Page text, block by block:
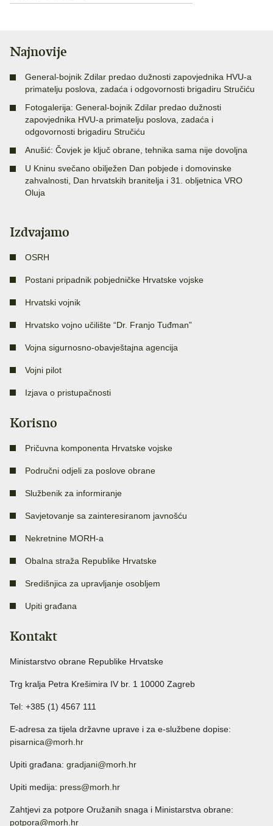
Najnovije
General-bojnik Zdilar predao dužnosti zapovjednika HVU-a
primatelju poslova, zadaća i odgovornosti brigadiru Stručiću
Fotogalerija: General-bojnik Zdilar predao dužnosti
zapovjednika HVU-a primatelju poslova, zadaća i
odgovornosti brigadiru Stručiću
Anušić: Čovjek je ključ obrane, tehnika sama nije dovoljna
U Kninu svečano obilježen Dan pobjede i domovinske
zahvalnosti, Dan hrvatskih branitelja i 31. obljetnica VRO
Oluja
Izdvajamo
OSRH
Postani pripadnik pobjedničke Hrvatske vojske
Hrvatski vojnik
Hrvatsko vojno učilište “Dr. Franjo Tuđman”
Vojna sigurnosno-obavještajna agencija
Vojni pilot
Izjava o pristupačnosti
Korisno
Pričuvna komponenta Hrvatske vojske
Područni odjeli za poslove obrane
Službenik za informiranje
Savjetovanje sa zainteresiranom javnošću
Nekretnine MORH-a
Obalna straža Republike Hrvatske
Središnjica za upravljanje osobljem
Upiti građana
Kontakt
Ministarstvo obrane Republike Hrvatske
Trg kralja Petra Krešimira IV br. 1 10000 Zagreb
Tel: +385 (1) 4567 111
E-adresa za tijela državne uprave i za e-službene dopise:
pisarnica@morh.hr
Upiti građana: gradjani@morh.hr
Upiti medija: press@morh.hr
Zahtjevi za potpore Oružanih snaga i Ministarstva obrane:
potpora@morh.hr